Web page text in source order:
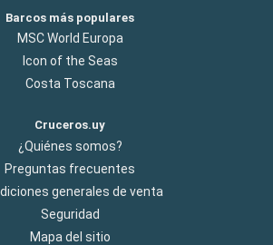
Barcos más populares
MSC World Europa
Icon of the Seas
Costa Toscana
Cruceros.uy
¿Quiénes somos?
Preguntas frecuentes
generales de venta
Seguridad
Mapa del sitio